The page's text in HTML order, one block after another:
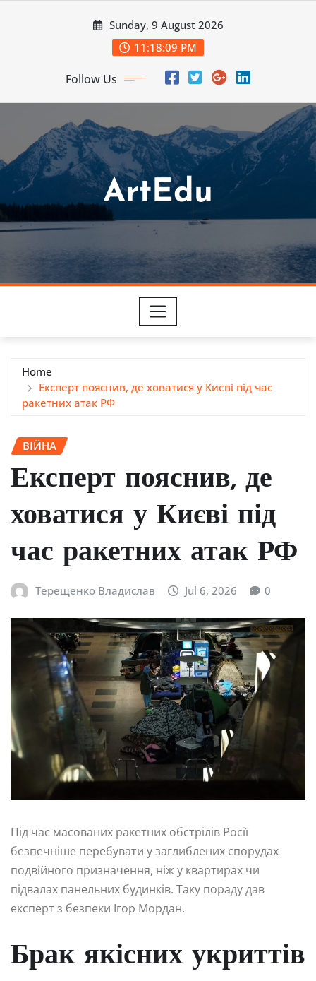
Sunday, 9 August 2026
11:18:10 PM
Follow Us
ArtEdu
Home
Експерт пояснив, де ховатися у Києві під час
ракетних атак РФ
ВІЙНА
Експерт пояснив, де
ховатися у Києві під
час ракетних атак РФ
Терещенко Владислав Jul 6, 2026 0
Під час масованих ракетних обстрілів Росії
безпечніше перебувати у заглиблених спорудах
подвійного призначення, ніж у квартирах чи
підвалах панельних будинків. Таку пораду дав
експерт з безпеки Ігор Мордан.
Брак якісних укриттів